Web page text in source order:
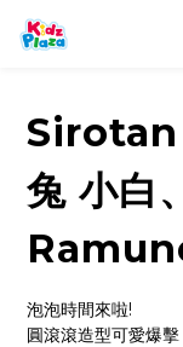
Sirotan
兔 小白
泡泡時間來啦!
圓滾滾造型可愛爆擊